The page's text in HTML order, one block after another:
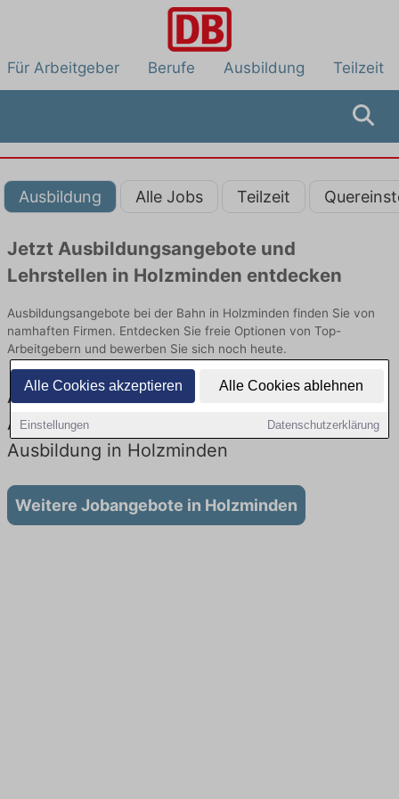
Alle Cookies akzeptieren Alle Cookies ablehnen
Einstellungen Datenschutzerklärung
Für Arbeitgeber Berufe Ausbildung Teilzeit
Ausbildung Alle Jobs Teilzeit
Jetzt Ausbildungsangebote und
Lehrstellen in Holzminden entdecken
Ausbildungsangebote bei der Bahn in Holzminden finden Sie von
namhaften Firmen. Entdecken Sie freie Optionen von Top-
Arbeitgebern und bewerben Sie sich noch heute.
Ausbildung in Holzminden bei der Bahn:
Aktuell gibt es keine Stellenangebote für
Ausbildung in Holzminden
Weitere Jobangebote in Holzminden